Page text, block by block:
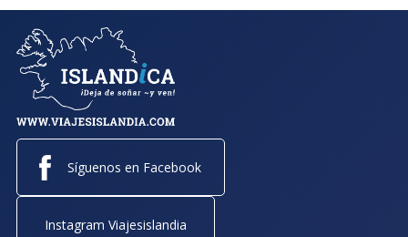
Síguenos en Facebook
Instagram Viajesislandia